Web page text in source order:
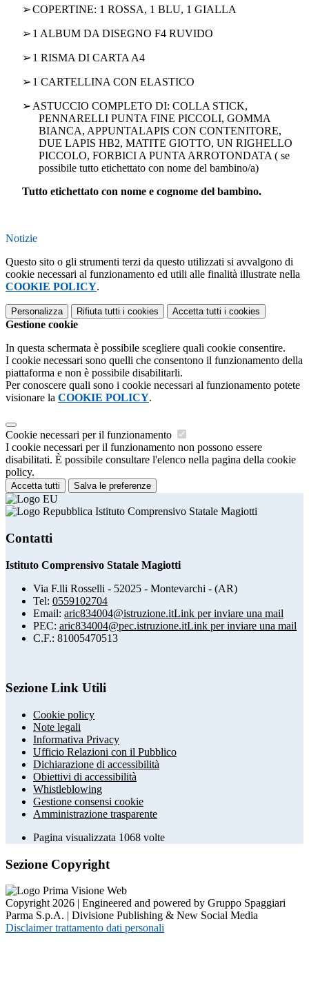
➢COPERTINE: 1 ROSSA, 1 BLU, 1 GIALLA
➢ 1 ALBUM DA DISEGNO F4 RUVIDO
➢ 1 RISMA DI CARTA A4
➢ 1 CARTELLINA CON ELASTICO
➢ ASTUCCIO COMPLETO DI: COLLA STICK,
PENNARELLI PUNTA FINE PICCOLI, GOMMA
BIANCA, APPUNTALAPIS CON CONTENITORE,
DUE LAPIS HB2, MATITE GIOTTO, UN RIGHELLO
PICCOLO, FORBICI A PUNTA ARROTONDATA ( se
possibile tutto etichettato con nome del bambino/a)
Tutto etichettato con nome e cognome del bambino.
Notizie
Questo sito o gli strumenti terzi da questo utilizzati si avvalgono di
cookie necessari al funzionamento ed utili alle finalità illustrate nella
COOKIE POLICY.
Personalizza Rifiuta tutti i cookies Accetta tutti i cookies
Gestione cookie
In questa schermata è possibile scegliere quali cookie consentire.
I cookie necessari sono quelli che consentono il funzionamento della
piattaforma e non è possibile disabilitarli.
Per conoscere quali sono i cookie necessari al funzionamento potete
visionare la COOKIE POLICY.
Cookie necessari per il funzionamento
I cookie necessari per il funzionamento non possono essere
disabilitati. È possibile consultare l'elenco nella pagina della cookie
policy.
Accetta tutti Salva le preferenze
Istituto Comprensivo Statale Magiotti
Contatti
Istituto Comprensivo Statale Magiotti
Via F.lli Rosselli - 52025 - Montevarchi - (AR)
Tel: 0559102704
Email: aric834004@istruzione.itLink per inviare una mail
PEC: aric834004@pec.istruzione.itLink per inviare una mail
C.F.: 81005470513
Sezione Link Utili
Cookie policy
Note legali
Informativa Privacy
Ufficio Relazioni con il Pubblico
Dichiarazione di accessibilità
Obiettivi di accessibilità
Whistleblowing
Gestione consensi cookie
Amministrazione trasparente
Pagina visualizzata 1068 volte
Sezione Copyright
Copyright 2026 | Engineered and powered by Gruppo Spaggiari
Parma S.p.A. | Divisione Publishing & New Social Media
Disclaimer trattamento dati personali